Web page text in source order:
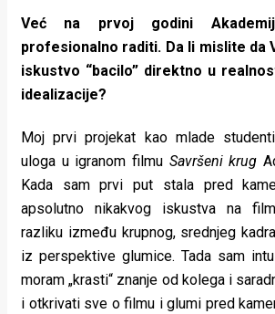
Već na prvoj godini
profesionalno raditi. Da li mislite da
iskustvo “bacilo” direktno u
idealizacije?
Moj prvi projekat kao mlade
uloga u igranom filmu Savršeni krug
Kada sam prvi put stala pred
apsolutno nikakvog iskustva na
razliku između krupnog, srednjeg
iz perspektive glumice. Tada sam
moram „krasti“ znanje od kolega i
i otkrivati sve o filmu i glumi pred